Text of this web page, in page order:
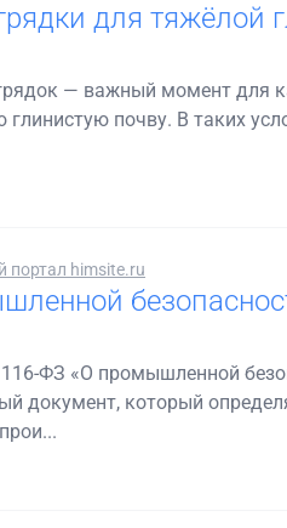
для тяжёлой
— важный момент для
глинистую почву. В таких
портал himsite.ru
ФЗ «О промышленной
документ, который